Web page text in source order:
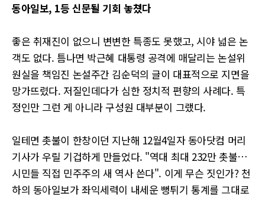
동아일보, 1등 신문될 기회 놓쳤다
좋은 취재진이 없으니 변변한 특종도 못했고, 시야 넓은 논
객도 없다. 틈나면 박근혜 대통령 공격에 매달리는 논설위
원실을 책임진 논설주간 김순덕의 글이 대표적으로 지면을
망가뜨렸다. 저질인데다가 심한 정치적 편향의 사례다. 특
정인만 그런 게 아니라 구성원 대부분이 그랬다.
일테면 촛불이 한창이던 지난해 12월4일자 동아닷컴 머리
기사가 우릴 기겁하게 만들었다. "역대 최대 232만 촛불…
시민들 직접 민주주의 새 역사 쓴다". 이게 무슨 짓인가? 천
하의 동아일보가 좌익세력이 내세운 뻥튀기 통계를 그대로